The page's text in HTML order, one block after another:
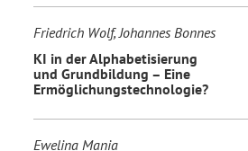
Friedrich Wolf, Johannes Bonnes
KI in der Alphabetisierung
und Grundbildung – Eine
Ermöglichungstechnologie?
Ewelina Mania